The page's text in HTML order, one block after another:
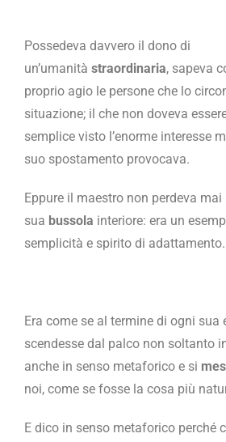
Possedeva davvero il dono di
un’umanità straordinaria, sapeva
proprio agio le persone che lo
situazione; il che non doveva
semplice visto l’enorme interesse
suo spostamento provocava.
Eppure il maestro non perdeva mai
sua bussola interiore: era un
semplicità e spirito di adattamento.
Era come se al termine di ogni sua
scendesse dal palco non soltanto
anche in senso metaforico e si
noi, come se fosse la cosa più
E dico in senso metaforico perché